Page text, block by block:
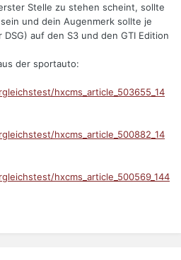
Stelle zu stehen scheint, sollte
und dein Augenmerk sollte je
auf den S3 und den GTI Edition
der sportauto:
hxcms_article_503655_14
hxcms_article_500882_14
hxcms_article_500569_144